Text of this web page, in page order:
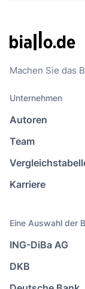
Machen Sie das
Unternehmen
Autoren
Team
Karriere
Eine Auswahl der
ING-DiBa AG
DKB